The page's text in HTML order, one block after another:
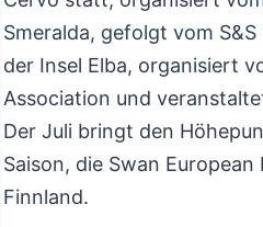
Smeralda, gefolgt vom
der Insel Elba, organisiert
Association und
Der Juli bringt den
Saison, die Swan
Finnland.